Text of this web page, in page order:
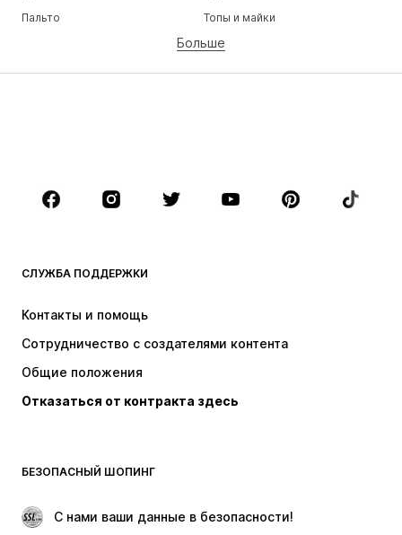
Пальто
Топы и майки
Белье
Юбки
Блузки и туники
Аксессуары
Премиум
НОВИНКИ
Куртки
Белье
Пальто
Юбки
Поводы
ЭКСКЛЮЗИВ
Больше
СЛУЖБА ПОДДЕРЖКИ
Контакты и помощь
Сотрудничество с создателями контента
Общие положения
Отказаться от контракта здесь
БЕЗОПАСНЫЙ ШОПИНГ
С нами ваши данные в безопасности!